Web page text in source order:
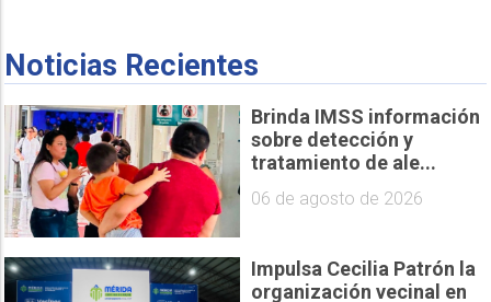
Noticias Recientes
Brinda IMSS información
sobre detección y
tratamiento de ale...
06 de agosto de 2026
Impulsa Cecilia Patrón la
organización vecinal en